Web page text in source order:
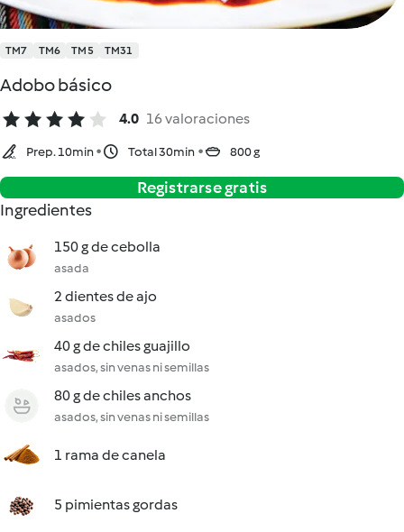
TM7 TM6 TM5 TM31
Adobo básico
4.0 16 valoraciones
Prep. 10min Total 30min 800 g
Registrarse gratis
Ingredientes
150 g de cebolla
asada
2 dientes de ajo
asados
40 g de chiles guajillo
asados, sin venas ni semillas
80 g de chiles anchos
asados, sin venas ni semillas
1 rama de canela
5 pimientas gordas